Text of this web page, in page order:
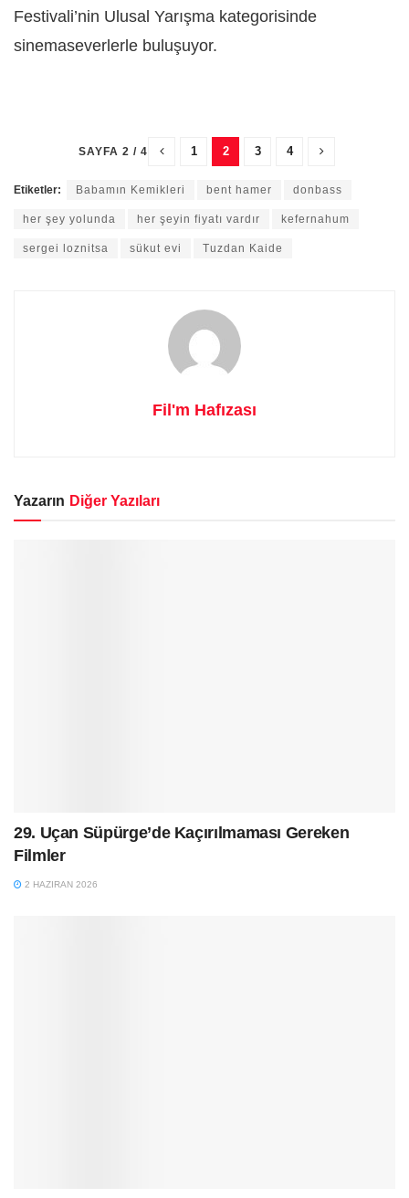
Festivali’nin Ulusal Yarışma kategorisinde
sinemaseverlerle buluşuyor.
SAYFA 2 / 4 1 2 3 4
Etiketler: Babamın Kemikleri bent hamer donbass
her şey yolunda her şeyin fiyatı vardır kefernahum
sergei loznitsa sükut evi Tuzdan Kaide
Fil'm Hafızası
Yazarın Diğer Yazıları
29. Uçan Süpürge’de Kaçırılmaması Gereken
Filmler
2 HAZIRAN 2026